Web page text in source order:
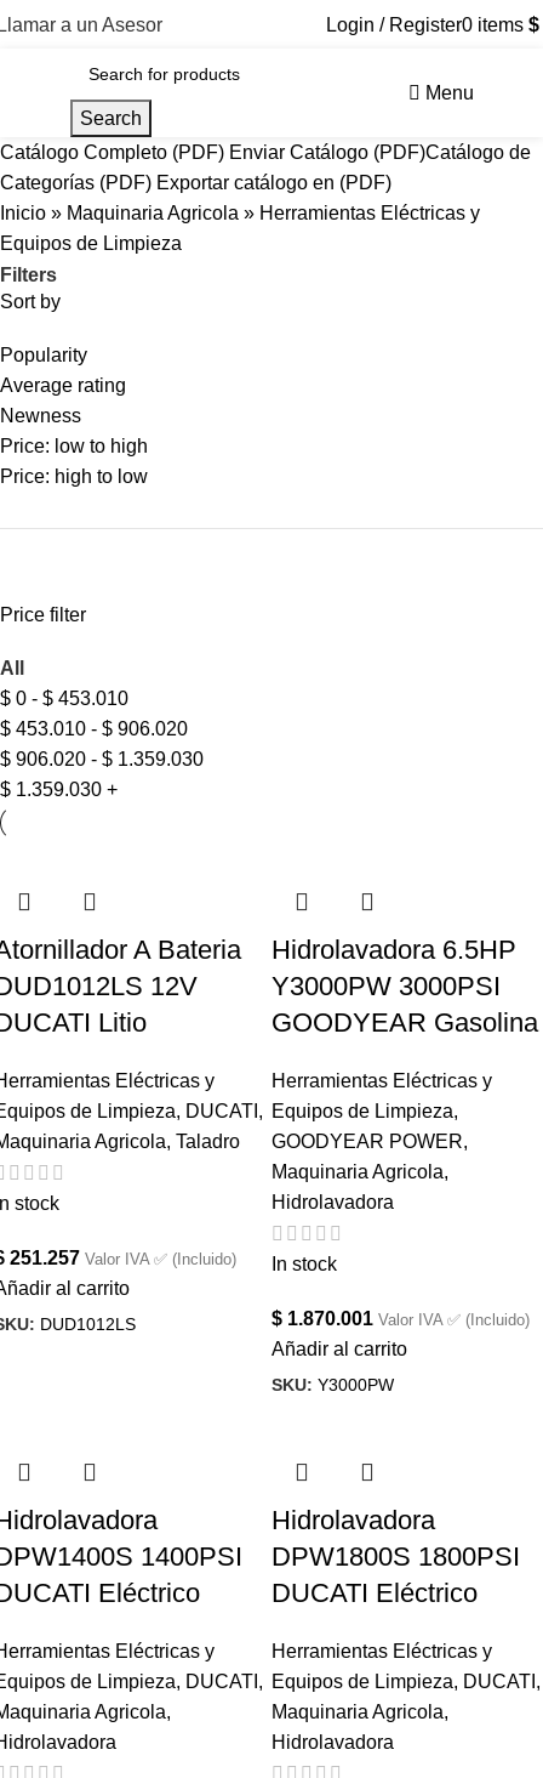
a un Asesor Login / Register0 items $
Search
Menu
Catálogo Completo (PDF) Enviar Catálogo (PDF)Catálogo de
Categorías (PDF) Exportar catálogo en (PDF)
Inicio » Maquinaria Agricola » Herramientas Eléctricas y
Equipos de Limpieza
Filters
Sort by
Popularity
Average rating
Newness
Price: low to high
Price: high to low
Price filter
All
$ 0 - $ 453.010
$ 453.010 - $ 906.020
$ 906.020 - $ 1.359.030
$ 1.359.030 +
A Bateria
12V
Litio
Eléctricas y
de Limpieza, DUCATI ,
Agricola, Taladro
stock
251.257 Valor IVA ✅ (Incluido)
al carrito
DUD1012LS
Hidrolavadora 6.5HP
Y3000PW 3000PSI
GOODYEAR Gasolina
Herramientas Eléctricas y
Equipos de Limpieza,
GOODYEAR POWER,
Maquinaria Agricola,
Hidrolavadora
In stock
$ 1.870.001 Valor IVA ✅ (Incluido)
Añadir al carrito
SKU: Y3000PW
1400PSI
Eléctrico
Eléctricas y
de Limpieza, DUCATI ,
Agricola,
Hidrolavadora
DPW1800S 1800PSI
DUCATI Eléctrico
Herramientas Eléctricas y
Equipos de Limpieza, DUCATI ,
Maquinaria Agricola,
Hidrolavadora